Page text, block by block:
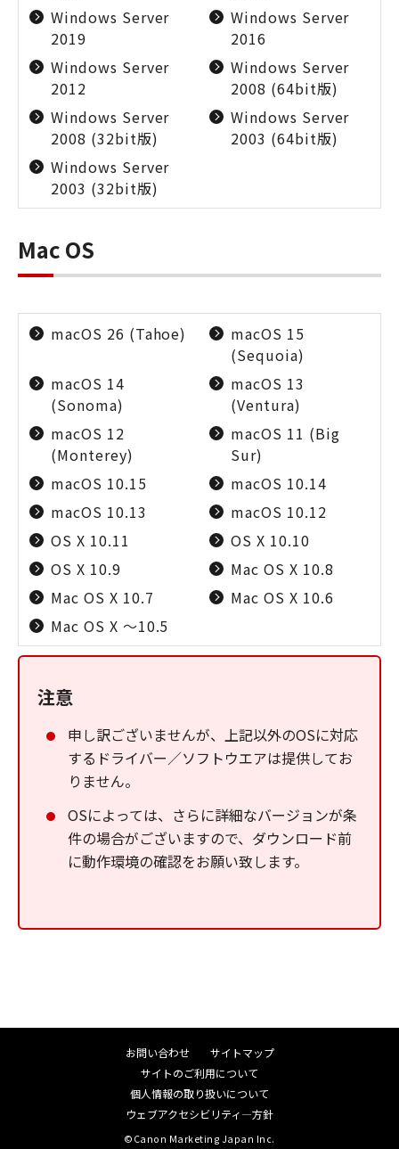
Windows Server
2019
Windows Server
2016
Windows Server
2012
Windows Server
2008 (64bit版)
Windows Server
2008 (32bit版)
Windows Server
2003 (64bit版)
Windows Server
2003 (32bit版)
Mac OS
macOS 26 (Tahoe)
macOS 15
(Sequoia)
macOS 14
(Sonoma)
macOS 13
(Ventura)
macOS 12
(Monterey)
macOS 11 (Big
Sur)
macOS 10.15
macOS 10.14
macOS 10.13
macOS 10.12
OS X 10.11
OS X 10.10
OS X 10.9
Mac OS X 10.8
Mac OS X 10.7
Mac OS X 10.6
Mac OS X ～10.5
注意
申し訳ございませんが、上記以外のOSに対応
するドライバー／ソフトウエアは提供してお
りません。
OSによっては、さらに詳細なバージョンが条
件の場合がございますので、ダウンロード前
に動作環境の確認をお願い致します。
お問い合わせ
サイトマップ
サイトのご利用について
個人情報の取り扱いについて
ウェブアクセシビリティ―方針
©Canon Marketing Japan Inc.